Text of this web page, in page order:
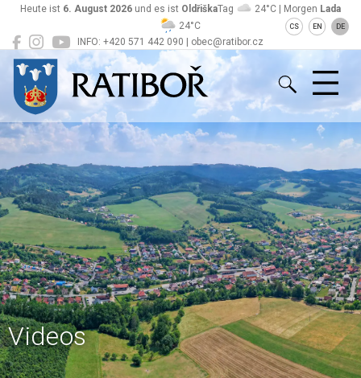
INFO: +420 571 442 090 | obec@ratibor.cz
Heute ist 6. August 2026 und es ist OldřiškaTag 24°C | Morgen Lada
24°C
CS EN DE
Ratiboř
Videos